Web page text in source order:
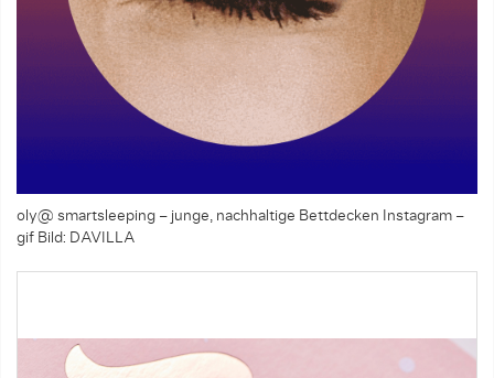
oly@ smartsleeping – junge, nachhaltige Bettdecken Instagram –
gif Bild: DAVILLA